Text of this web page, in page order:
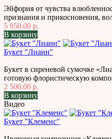
Эйфория от чувства
признания и прикосновения,
5 950.00 р.
В корзину
Букет "Лианн"
Букет в сиреневой сумочке
готовую флористическую
2 500.00 р.
В корзину
Видео
Букет "Клеменс"